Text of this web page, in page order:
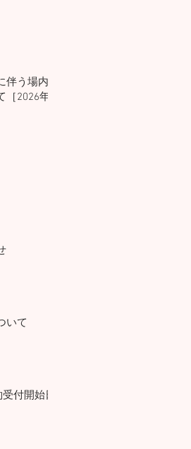
伴う場内
2026年3
いて
付開始日